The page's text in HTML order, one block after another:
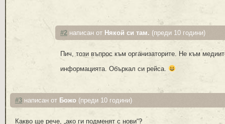
#2 написан от Някой си там. (преди 10 години)
Пич, този въпрос към организаторите. Не към
информацията. Объркал си рейса.
#3 написан от Божо (преди 10 години)
Какво ще рече, „ако ги подменят с нови“?